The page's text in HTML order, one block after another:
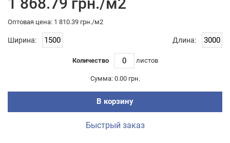
Оптовая цена: 1 810.39 грн./м2
Ширина: Длина:
Количество листов
Сумма: 0.00 грн.
В корзину
Быстрый заказ